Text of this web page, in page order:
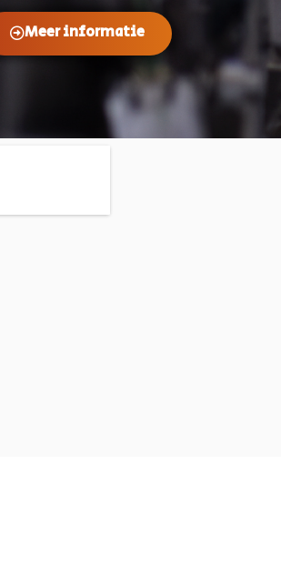
Meer informatie